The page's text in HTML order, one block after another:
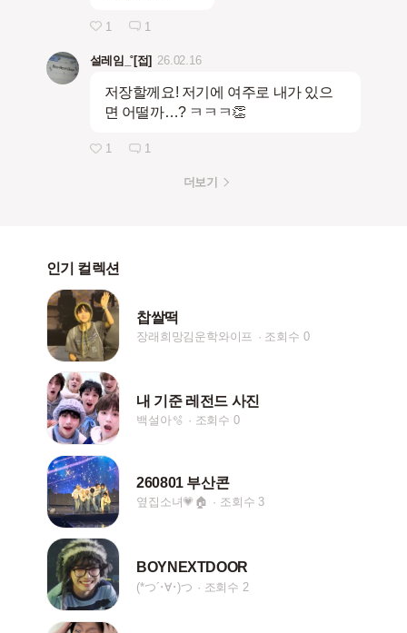
1 1
설레임_˚[접] 26.02.16
저장할께요! 저기에 여주로 내가 있으
면 어떨까…? ㅋㅋㅋ👏
1 1
더보기
인기 컬렉션
찹쌀떡
장래희망김운학와이프 조회수 0
내 기준 레전드 사진
백설아🫧 조회수 0
260801 부산콘
옆집소녀💗🏠 조회수 3
BOYNEXTDOOR
(*つ´･∀･)つ 조회수 2